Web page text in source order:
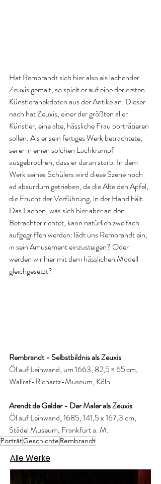
Hat Rembrandt sich hier also als lachender
Zeuxis gemalt, so spielt er auf eine der ersten
Künstleranekdoten aus der Antike an. Dieser
nach hat Zeuxis, einer der größten aller
Künstler, eine alte, hässliche Frau porträtieren
sollen. Als er sein fertiges Werk betrachtete,
sei er in einen solchen Lachkrampf
ausgebrochen, dass er daran starb. In dem
Werk seines Schülers wird diese Szene noch
ad absurdum getrieben, da die Alte den Apfel,
die Frucht der Verführung, in der Hand hält.
Das Lachen, was sich hier aber an den
Betrachter richtet, kann natürlich zweifach
aufgegriffen werden: lädt uns Rembrandt ein,
in sein Amusement einzusteigen? Oder
werden wir hier mit dem hässlichen Modell
gleichgesetzt?
Rembrandt - Selbstbildnis als Zeuxis
Öl auf Leinwand, um 1663, 82,5 × 65 cm,
Wallraf-Richartz-Museum, Köln
Arendt de Gelder - Der Maler als Zeuxis
Öl auf Leinwand, 1685, 141,5 x 167,3 cm,
Städel Museum, Frankfurt a. M.
PorträtGeschichte Rembrandt
Alle Werke